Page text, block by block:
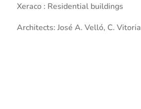
Xeraco : Residential buildings
Architects: José A. Velló, C. Vitoria